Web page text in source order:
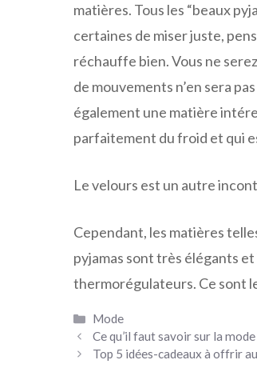
matières. Tous les “beaux
certaines de miser juste,
réchauffe bien. Vous ne
de mouvements n’en sera
également une matière
parfaitement du froid et qui
Le velours est un autre
Cependant, les matières
pyjamas sont très élégants
thermorégulateurs. Ce sont
Catégories
Mode
Ce qu’il faut savoir sur la
Top 5 idées-cadeaux à offrir